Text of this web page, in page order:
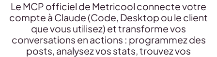
Le MCP officiel de Metricool connecte votre
compte à Claude (Code, Desktop ou le client
que vous utilisez) et transforme vos
conversations en actions : programmez des
posts, analysez vos stats, trouvez vos